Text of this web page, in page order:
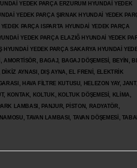
YEDEK PARÇA ERZURUM HYUNDAİ YEDEK
YEDEK PARÇA ŞIRNAK HYUNDAİ YEDEK
PARÇA ISPARTA HYUNDAİ YEDEK PARÇA
YEDEK PARÇA ELAZIĞ HYUNDAİ YEDEK
YEDEK PARÇA SAKARYA HYUNDAİ
BAGAJ, BAGAJ DÖŞEMESİ, BEYİN,
AYNASI, DIŞ AYNA, EL FRENİ, ELEKTRİK
HAVA FİLTRE KUTUSU, HELEZON YAY, JANT,
KONTAK, KOLTUK, KOLTUK DÖŞEMESİ, KLİMA,
LAMBASI, PANJUR, PİSTON, RADYATÖR,
TAVAN LAMBASI, TAVAN DÖŞEMESİ,